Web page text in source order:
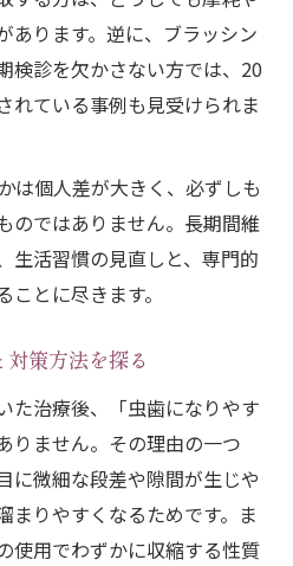
あります。逆に、ブラッシン
検診を欠かさない方では、20
れている事例も見受けられま
は個人差が大きく、必ずしも
のではありません。長期間維
生活習慣の見直しと、専門的
とに尽きます。
策方法を探る
た治療後、「虫歯になりやす
りません。その理由の一つ
に微細な段差や隙間が生じや
まりやすくなるためです。ま
使用でわずかに収縮する性質